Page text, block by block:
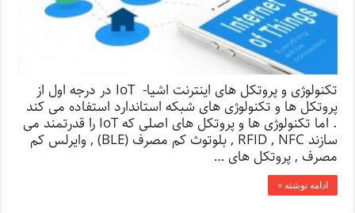
تکنولوژی و پروتکل های اینترنت اشیا- IoT در درجه اول از
پروتکل ها و تکنولوژی های شبکه استاندارد استفاده می کند
. اما تکنولوژی ها و پروتکل های اصلی که IoT را قدرتمند می
سازند RFID , NFC , بلوتوث کم مصرف (BLE) , وایرلس کم
مصرف , پروتکل های …
ادامه نوشته »